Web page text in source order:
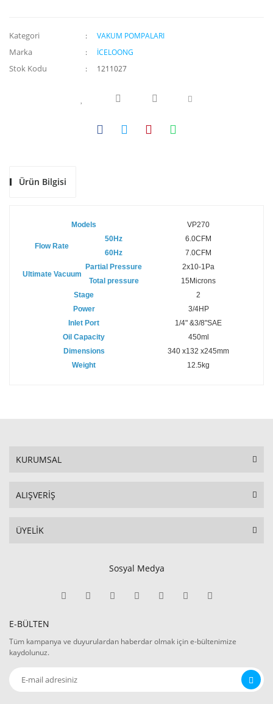
Kategori VAKUM POMPALARI
Marka İCELOONG
Stok Kodu 1211027
Ürün Bilgisi
Models VP270
Flow Rate
50Hz
6.0CFM
60Hz
7.0CFM
Ultimate Vacuum
Partial Pressure
2x10-1Pa
Total pressure
15Microns
Stage
2
Power
3/4HP
Inlet Port
1/4" &3/8"SAE
Oil Capacity
450ml
Dimensions
340 x132 x245mm
Weight
12.5kg
KURUMSAL
ALIŞVERİŞ
ÜYELİK
Sosyal Medya
E-BÜLTEN
Tüm kampanya ve duyurulardan haberdar olmak için e-bültenimize
kaydolunuz.